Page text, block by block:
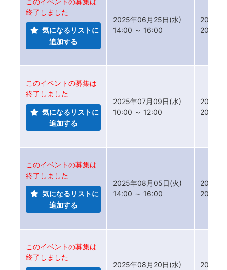
終了しました
気になるリストに
追加する
2025年06月25日(水)
14:00 ～ 16:00
2025年
2025年
このイベントの募集は
終了しました
気になるリストに
追加する
2025年07月09日(水)
10:00 ～ 12:00
2025年
2025年
このイベントの募集は
終了しました
気になるリストに
追加する
2025年08月05日(火)
14:00 ～ 16:00
2025年
2025年
このイベントの募集は
終了しました
2025年08月20日(水)
2025年